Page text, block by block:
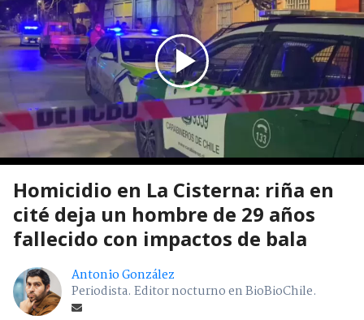
Homicidio en La Cisterna: riña en
cité deja un hombre de 29 años
fallecido con impactos de bala
Antonio González
Periodista. Editor nocturno en BioBioChile.